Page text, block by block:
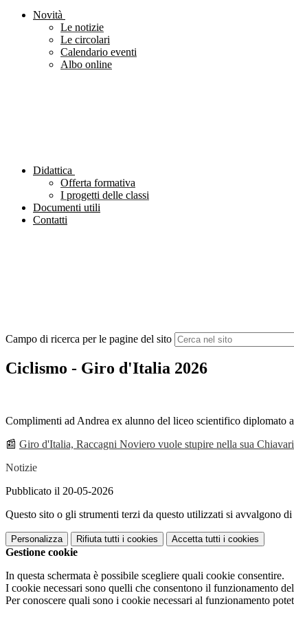
Novità
Le notizie
Le circolari
Calendario eventi
Albo online
Didattica
Offerta formativa
I progetti delle classi
Documenti utili
Contatti
Campo di ricerca per le pagine del sito
Ciclismo - Giro d'Italia 2026
Complimenti ad Andrea ex alunno del liceo scientifico diplomato
📰 Giro d'Italia, Raccagni Noviero vuole stupire nella sua
Notizie
Pubblicato il 20-05-2026
Questo sito o gli strumenti terzi da questo utilizzati si avvalgono
Personalizza Rifiuta tutti i cookies Accetta tutti i cookies
Gestione cookie
In questa schermata è possibile scegliere quali cookie consentire.
I cookie necessari sono quelli che consentono il funzionamento
Per conoscere quali sono i cookie necessari al funzionamento